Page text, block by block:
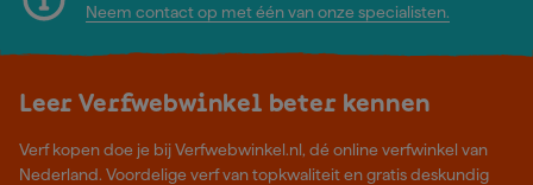
Neem contact op met één van onze specialisten.
Leer Verfwebwinkel beter kennen
Verf kopen doe je bij Verfwebwinkel.nl, dé online verfwinkel van
Nederland. Voordelige verf van topkwaliteit en gratis deskundig